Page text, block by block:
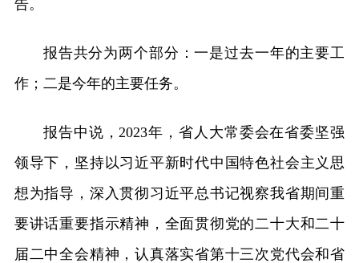
告。
报告共分为两个部分：一是过去一年的主要工
作；二是今年的主要任务。
报告中说，2023年，省人大常委会在省委坚强
领导下，坚持以习近平新时代中国特色社会主义思
想为指导，深入贯彻习近平总书记视察我省期间重
要讲话重要指示精神，全面贯彻党的二十大和二十
届二中全会精神，认真落实省第十三次党代会和省